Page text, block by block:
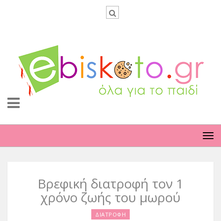
Βρεφική διατροφή τον 1
χρόνο ζωής του μωρού
ΔΙΑΤΡΟΦΗ